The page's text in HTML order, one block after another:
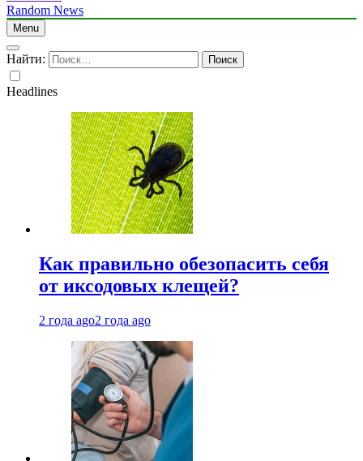
Random News
Menu
Найти:
Headlines
Как правильно обезопасить себя
от иксодовых клещей?
2 года ago2 года ago